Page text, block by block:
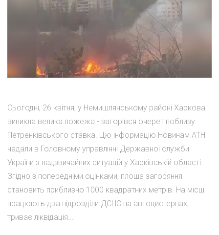
Сьогодні, 26 квітня, у Немишлянському районі Харкова
виникла велика пожежа - загорівся очерет поблизу
Петренківського ставка. Цю інформацію Новинам АТН
надали в Головному управлінні Державної служби
України з надзвичайних ситуацій у Харківській області.
Згідно з попередніми оцінками, площа загоряння
становить приблизно 1000 квадратних метрів. На місці
працюють два підрозділи ДСНС на автоцистернах,
триває ліквідація...